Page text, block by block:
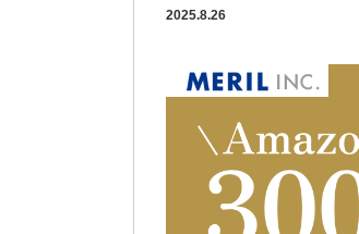
2025.8.26